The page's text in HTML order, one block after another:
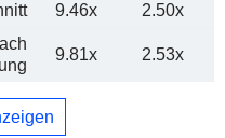
9.46x
2.50x
9.81x 2.53x